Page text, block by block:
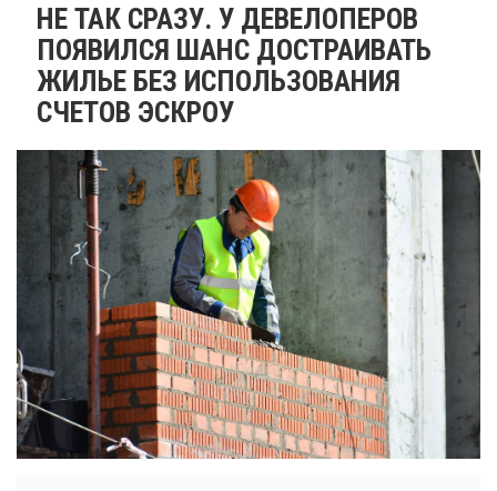
НЕ ТАК СРАЗУ. У ДЕВЕЛОПЕРОВ
ПОЯВИЛСЯ ШАНС ДОСТРАИВАТЬ
ЖИЛЬЕ БЕЗ ИСПОЛЬЗОВАНИЯ
СЧЕТОВ ЭСКРОУ